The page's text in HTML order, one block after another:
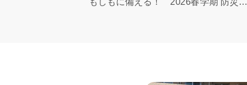
もしもに備える！ 2026春学期 防災訓